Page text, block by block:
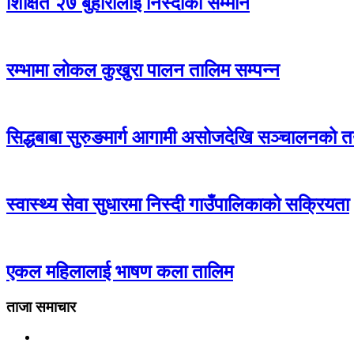
रम्भामा लोकल कुखुरा पालन तालिम सम्पन्न
सिद्धबाबा सुरुङमार्ग आगामी असोजदेखि सञ्चालनको
स्वास्थ्य सेवा सुधारमा निस्दी गाउँपालिकाको सक्रियता
एकल महिलालाई भाषण कला तालिम
ताजा समाचार